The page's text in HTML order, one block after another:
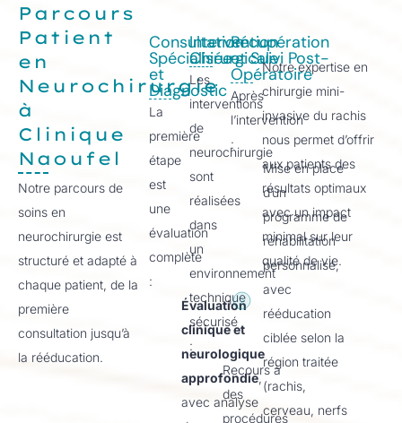
Parcours
Patient
en
Neurochirurgie
à
Clinique
Naoufel
Notre parcours de
soins en
neurochirurgie est
structuré et adapté à
chaque patient, de la
première
consultation jusqu’à
la rééducation.
Consultation
Spécialisée
et
Diagnostic
La
première
étape
est
une
évaluation
complète
:
Évaluation
clinique et
neurologique
approfondie,
avec analyse
Intervention
Chirurgicale
Les
interventions
de
neurochirurgie
sont
réalisées
dans
un
environnement
technique
sécurisé
:
Recours à
des
procédures
Récupération
et Suivi Post-
Opératoire
Après
l’intervention
:
Mise en place
d’un
programme de
réhabilitation
personnalisé,
avec
rééducation
ciblée selon la
région traitée
(rachis,
cerveau, nerfs
Notre expertise en
chirurgie mini-
invasive du rachis
nous permet d’offrir
aux patients des
résultats optimaux
avec un impact
minimal sur leur
qualité de vie.